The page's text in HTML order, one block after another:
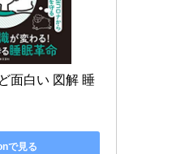
面白い 図解 睡
で見る